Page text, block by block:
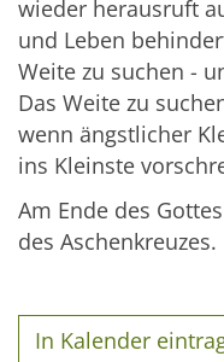
wieder herausruft
und Leben
Weite zu suchen -
Das Weite zu
wenn ängstlicher
ins Kleinste
Am Ende des
des Aschenkreuzes.
In Kalender